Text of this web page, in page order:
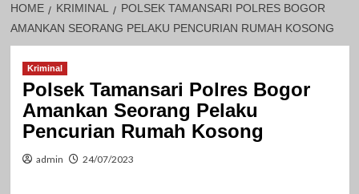
HOME KRIMINAL
POLSEK TAMANSARI POLRES BOGOR
AMANKAN SEORANG PELAKU PENCURIAN RUMAH KOSONG
Kriminal
Polsek Tamansari Polres Bogor
Amankan Seorang Pelaku
Pencurian Rumah Kosong
admin 24/07/2023